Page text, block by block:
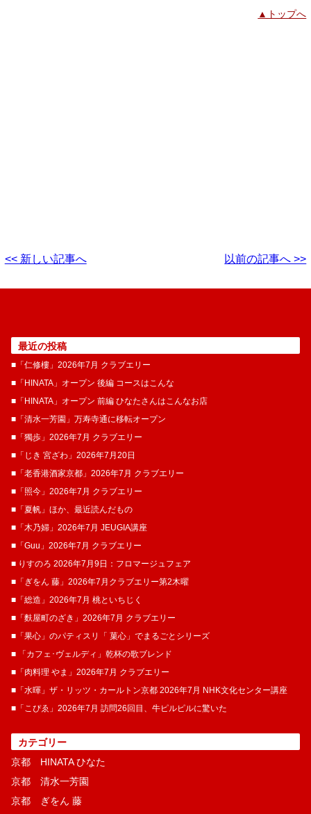
▲トップへ
<< 新しい記事へ 以前の記事へ >>
最近の投稿
■「仁修樓」2026年7月 クラブエリー
■「HINATA」オープン 後編 コースはこんな
■「HINATA」オープン 前編 ひなたさんはこんなお店
■「清水一芳園」万寿寺通に移転オープン
■「獨歩」2026年7月 クラブエリー
■「じき 宮ざわ」2026年7月20日
■「老香港酒家京都」2026年7月 クラブエリー
■「照今」2026年7月 クラブエリー
■「夏帆」ほか、最近読んだもの
■「木乃婦」2026年7月 JEUGIA講座
■「Guu」2026年7月 クラブエリー
■ りすのろ 2026年7月9日：フロマージュフェア
■「ぎをん 藤」2026年7月クラブエリー第2木曜
■「総造」2026年7月 桃といちじく
■「麩屋町のざき」2026年7月 クラブエリー
■「果心」のパティスリ「 菓​心」でまるごとシリーズ
■ 「カフェ･ヴェルディ」乾杯の歌ブレンド
■「肉料理 やま」2026年7月 クラブエリー
■「水暉」ザ・リッツ・カールトン京都 2026年7月 NHK文化センター講座
■「こぴゑ」2026年7月 訪問26回目、牛ピルピルに驚いた
カテゴリー
京都 HINATA ひなた
京都 清水一芳園
京都 ぎをん 藤